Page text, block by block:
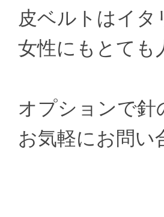
皮ベルトはイタ
女性にもとても
オプションで針
お気軽にお問い